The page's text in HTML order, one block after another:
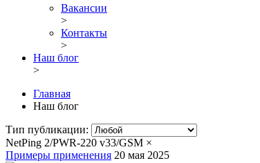
Вакансии
>
Контакты
>
Наш блог
>
Главная
Наш блог
Тип публикации:
NetPing 2/PWR-220 v33/GSM ×
Примеры применения 20 мая 2025